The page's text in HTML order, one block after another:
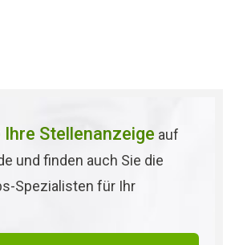
Ihre Stellenanzeige auf
und finden auch Sie die
Spezialisten für Ihr